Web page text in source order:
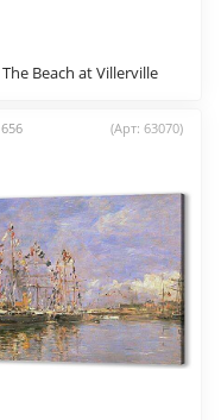
The Beach at Villerville
656 (Арт: 63070)